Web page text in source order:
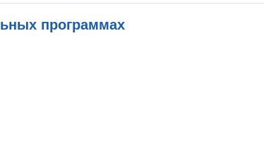
программах